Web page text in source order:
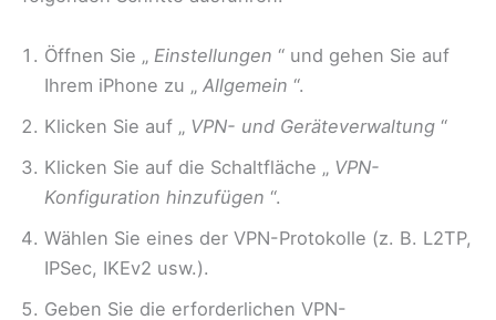
Öffnen Sie „ Einstellungen “ und gehen Sie auf
Ihrem iPhone zu „ Allgemein “.
Klicken Sie auf „ VPN- und Geräteverwaltung “
Klicken Sie auf die Schaltfläche „ VPN-
Konfiguration hinzufügen “.
Wählen Sie eines der VPN-Protokolle (z. B. L2TP,
IPSec, IKEv2 usw.).
Geben Sie die erforderlichen VPN-